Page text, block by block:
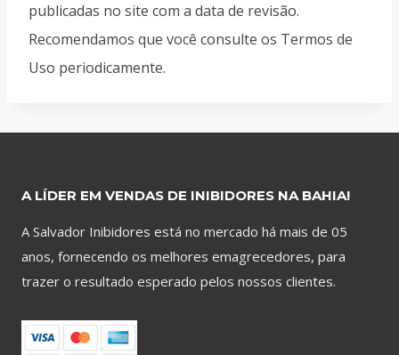
publicadas no site com a data de revisão.
Recomendamos que você consulte os Termos de
Uso periodicamente.
A LÍDER EM VENDAS DE INIBIDORES NA BAHIA!
A Salvador Inibidores está no mercado há mais de 05
anos, fornecendo os melhores emagrecedores, para
trazer o resultado esperado pelos nossos clientes.